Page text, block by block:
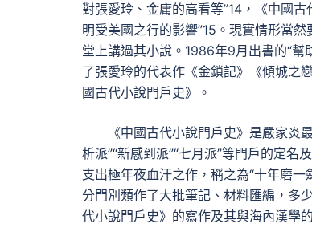
對張愛玲、金庸的高看等”14，《中國
明受美國之行的影響”15。現實情形當
堂上講過其小說。1986年9月出書的“幫
了張愛玲的代表作《金鎖記》《傾城之
國古代小說門戶史》。
《中國古代小說門戶史》是嚴家炎
析派”“新感到派”“七月派”等門戶的定
支出極年夜血汗之作，稱之為“十年磨
分門別類作了大批筆記、材料匯編，多
代小說門戶史》的寫作及其與海內漢學